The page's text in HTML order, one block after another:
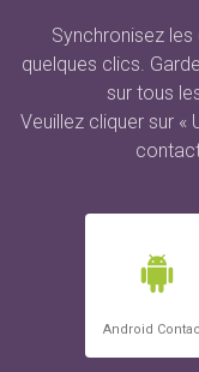
Synchronisez
quelques clics.
sur tous
Veuillez cliquer sur «
Android